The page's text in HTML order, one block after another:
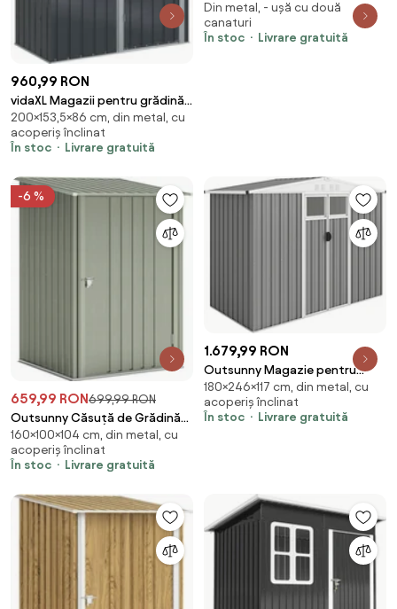
960,99 RON
vidaXL Magazii pentru grădină
Antracit 153,5 x 86 x 200 cm
Metal
200×153,5×86 cm, din metal, cu
acoperiș înclinat
În stoc
Livrare gratuită
unelte de gradina,
277x130x173cm, verde | Aosom
Romania
Din metal, - ușă cu două
canaturi
În stoc
Livrare gratuită
-6 %
659,99 RON699,99 RON
Outsunny Căsuță de Grădină
0,92m² din Oțel Galvanizat,
Căsuță pentru Unelte cu Ușă
Blocabilă și Acoperiș Înclinat,
Aosom Romania
160×100×104 cm, din metal, cu
acoperiș înclinat
În stoc
Livrare gratuită
1.679,99 RON
Outsunny Magazie pentru
Unelte din Oțel Galvanizat cu 2
Uși, 246x117x180 cm, Gri Deschis
| Aosom Romania
180×246×117 cm, din metal, cu
acoperiș înclinat
În stoc
Livrare gratuită